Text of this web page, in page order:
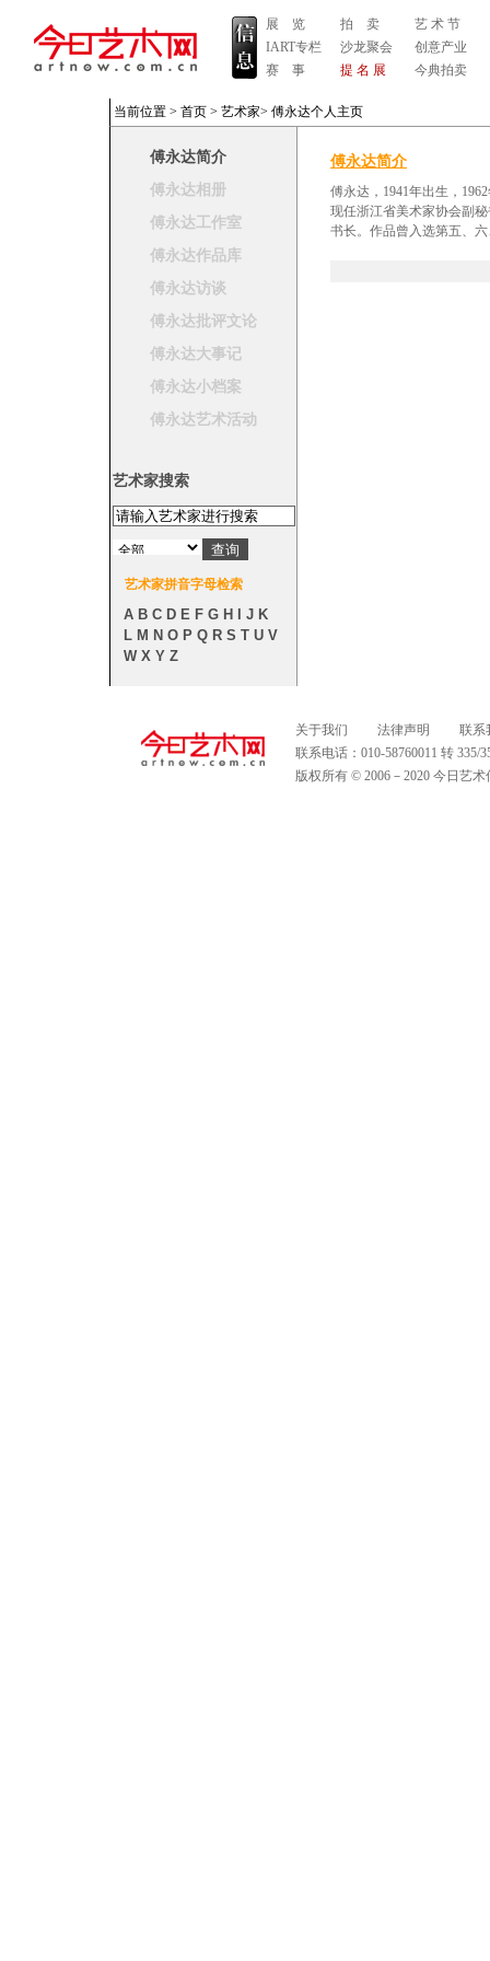
展 览
IART专栏
赛 事
拍 卖
沙龙聚会
提 名 展
艺 术 节
创意产业
今典拍卖
当前位置 > 首页 > 艺术家> 傅永达个人主页
傅永达简介
傅永达相册
傅永达工作室
傅永达作品库
傅永达访谈
傅永达批评文论
傅永达大事记
傅永达小档案
傅永达艺术活动
艺术家搜索
艺术家拼音字母检索
A B C D E F G H J K
L M N O P Q R S T U V
W X Y Z
傅永达简介
傅永达，1941年出生，
现任浙江省美术家协会副
书长。作品曾入选第五、
关于我们 法律声明
联系
联系电话：010-58760011 转
版权所有 © 2006－2020 今日艺